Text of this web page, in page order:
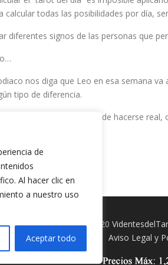
de
Al hacer clic en
a nuestro uso
Aceptar todo
calcular todas las posibilidades por día,
diferentes signos de las personas que
nos diga que Leo en esa semana
tipo de diferencia.
más bien genérico… puede hacerse real,
Copyright © 2020
Aviso Legal y